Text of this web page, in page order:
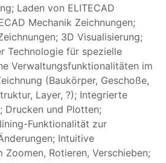
Laden von ELITECAD
Mechanik Zeichnungen;
3D Visualisierung;
Technologie für spezielle
Verwaltungsfunktionalitäten im
(Baukörper, Geschoße,
Layer, ?); Integrierte
Drucken und Plotten;
Funktionalität zur
Intuitive
Zoomen, Rotieren, Verschieben;